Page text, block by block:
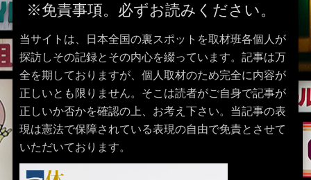
※免責事項。必ずお読みください。
当サイトは、日本全国の裏スポットを取材班各個人が
探訪しその記録とその内心を綴っています。記事は万
全を期しておりますが、個人取材のため完全に内容が
正しいとも限りません。そこは読者がご自身で記事が
正しいか否かを確認の上、お考え下さい。当記事の表
現は憲法で保障されている表現の自由で免責とさせて
いただいております。